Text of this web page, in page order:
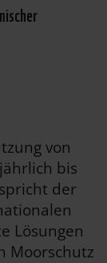
von
bis
der
Lösungen
Moorschutz